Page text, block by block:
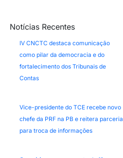
Notícias Recentes
IV CNCTC destaca comunicação
como pilar da democracia e do
fortalecimento dos Tribunais de
Contas
Vice-presidente do TCE recebe novo
chefe da PRF na PB e reitera parceria
para troca de informações